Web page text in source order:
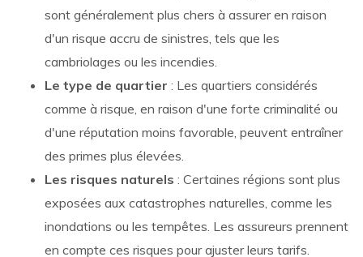
sont généralement plus chers à assurer en raison
d'un risque accru de sinistres, tels que les
cambriolages ou les incendies.
Le type de quartier : Les quartiers considérés
comme à risque, en raison d'une forte criminalité ou
d'une réputation moins favorable, peuvent entraîner
des primes plus élevées.
Les risques naturels : Certaines régions sont plus
exposées aux catastrophes naturelles, comme les
inondations ou les tempêtes. Les assureurs prennent
en compte ces risques pour ajuster leurs tarifs.